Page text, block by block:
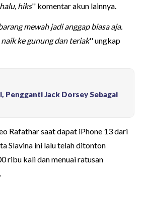
hiks'' komentar akun lainnya.
mewah jadi anggap biasa aja.
ke gunung dan teriak'' ungkap
Pengganti Jack Dorsey Sebagai
Rafathar saat dapat iPhone 13 dari
Slavina ini lalu telah ditonton
ribu kali dan menuai ratusan